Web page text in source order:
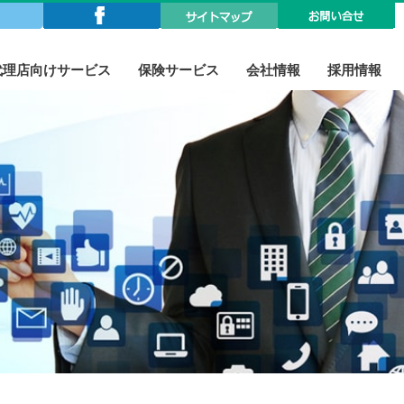
理店向けサービス
よくある質問
保険サービス 会社情報
アイデムグループの紹介
採用情報